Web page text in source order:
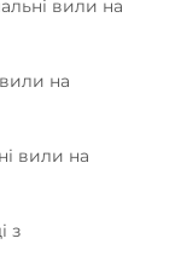
вили на
на
вили на
з